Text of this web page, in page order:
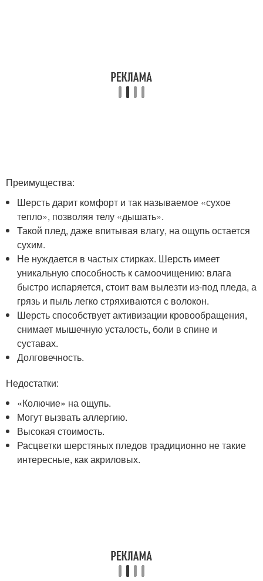
Преимущества:
Шерсть дарит комфорт и так называемое «сухое
тепло», позволяя телу «дышать».
Такой плед, даже впитывая влагу, на ощупь остается
сухим.
Не нуждается в частых стирках. Шерсть имеет
уникальную способность к самоочищению: влага
быстро испаряется, стоит вам вылезти из-под пледа, а
грязь и пыль легко стряхиваются с волокон.
Шерсть способствует активизации кровообращения,
снимает мышечную усталость, боли в спине и
суставах.
Долговечность.
Недостатки:
«Колючие» на ощупь.
Могут вызвать аллергию.
Высокая стоимость.
Расцветки шерстяных пледов традиционно не такие
интересные, как акриловых.